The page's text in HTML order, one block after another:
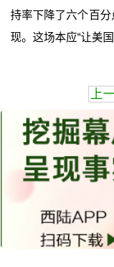
持率下降了六个百
现。这场本应“让美
上